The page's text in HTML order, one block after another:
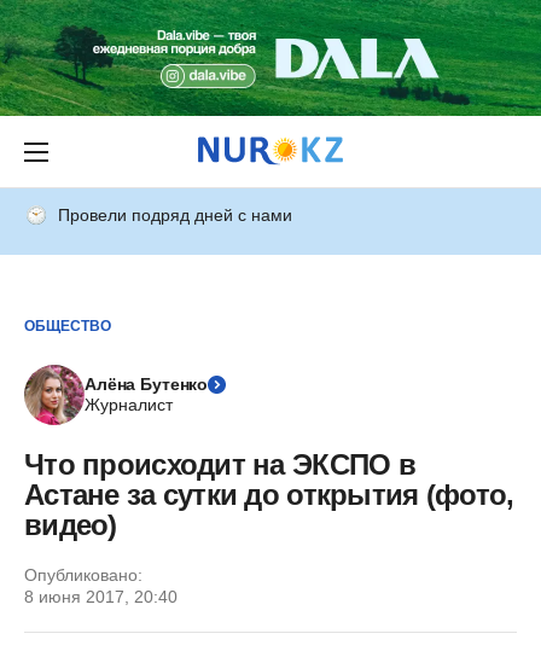
Провели подряд дней с нами
ОБЩЕСТВО
Алёна Бутенко
Журналист
Что происходит на ЭКСПО в
Астане за сутки до открытия (фото,
видео)
Опубликовано:
8 июня 2017, 20:40